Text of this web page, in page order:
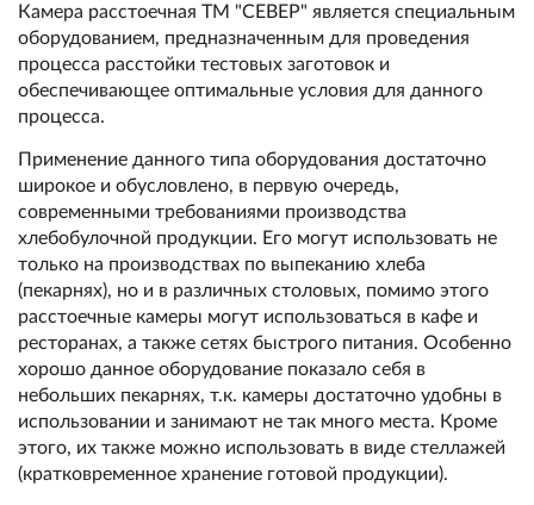
Камера расстоечная ТМ "СЕВЕР" является специальным
оборудованием, предназначенным для проведения
процесса расстойки тестовых заготовок и
обеспечивающее оптимальные условия для данного
процесса.
Применение данного типа оборудования достаточно
широкое и обусловлено, в первую очередь,
современными требованиями производства
хлебобулочной продукции. Его могут использовать не
только на производствах по выпеканию хлеба
(пекарнях), но и в различных столовых, помимо этого
расстоечные камеры могут использоваться в кафе и
ресторанах, а также сетях быстрого питания. Особенно
хорошо данное оборудование показало себя в
небольших пекарнях, т.к. камеры достаточно удобны в
использовании и занимают не так много места. Кроме
этого, их также можно использовать в виде стеллажей
(кратковременное хранение готовой продукции).